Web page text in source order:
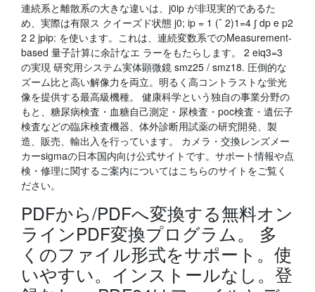
連続系と離散系の大きな違いは、j0ip が非現実的であるた
め、実際は有限ス クイーズド状態 j0; ip = 1 (ˇ 2)1=4 ∫ dp e p2
2 2 jpip: を使います。これは、連続変数系でのMeasurement-
based 量子計算に余計なエ ラーをもたらします。 2 eiq3=3
の実現 研究用システム実体顕微鏡 smz25 / smz18. 圧倒的な
ズーム比と高い解像力を両立。明るく高コントラストな蛍光
像を提供する最高級機種。 健康科学という独自の事業分野の
もと、糖尿病検査・血糖自己測定・尿検査・poc検査・遺伝子
検査などの臨床検査機器、体外診断用試薬の研究開発、製
造、販売、輸出入を行っています。 カメラ・交換レンズメー
カーsigmaの日本国内向け公式サイトです。サポート情報や点
検・修理に関するご案内についてはこちらのサイトをご覧く
ださい。
PDFから/PDFへ変換する無料オン
ラインPDF変換プログラム。 多
くのファイル形式をサポート。使
いやすい。インストールなし。登